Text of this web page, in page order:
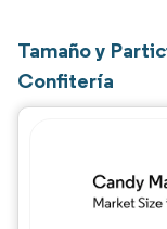
Tamaño y
Confitería